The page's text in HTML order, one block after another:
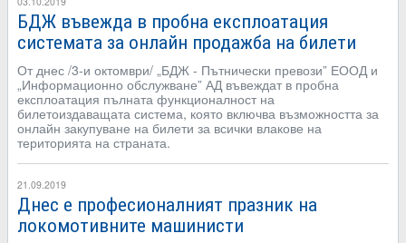
БДЖ въвежда в пробна експлоатация
системата за онлайн продажба на билети
От днес /3-и октомври/ „БДЖ - Пътнически превози” ЕООД и
„Информационно обслужване” АД въвеждат в пробна
експлоатация пълната функционалност на
билетоиздаващата система, която включва възможността за
онлайн закупуване на билети за всички влакове на
територията на страната.
21.09.2019
Днес е професионалният празник на
локомотивните машинисти